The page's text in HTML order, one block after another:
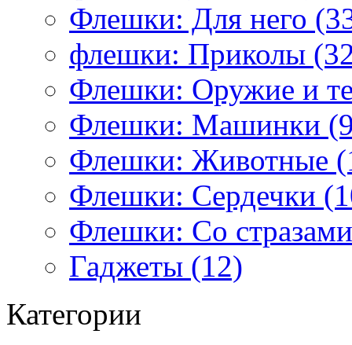
Флешки: Для него
флешки: Приколы
Флешки: Оружие и
Флешки: Машинки
Флешки: Животные
Флешки: Сердечки
Флешки: Со
Гаджеты (12)
Категории